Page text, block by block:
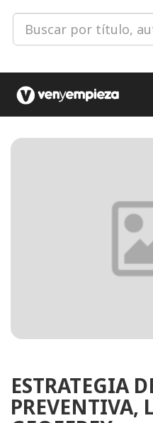
ESTRATEGIA
PREVENTIVA,